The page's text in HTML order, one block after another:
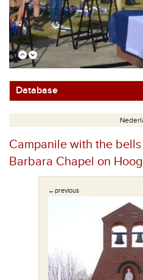
Database
Campanile with the
Barbara Chapel on
←previous